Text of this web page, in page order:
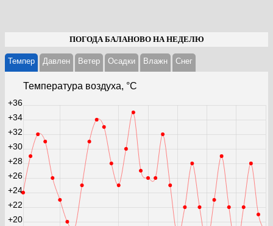
ПОГОДА БАЛАНОВО НА НЕДЕЛЮ
Темпер Давлен Ветер Осадки Влажн Cнег
Температура воздуха, °С
+20
+22
+24
+26
+28
+30
+32
+34
+36